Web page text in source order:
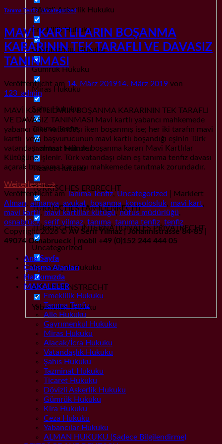
Dövizli Askerlik Hukuku
Emeklilik Hukuku
Gayrımenkul Hukuku
Gümrük Hukuku
Miras Hukuku
Şahıs Hukuku
Tanıma Tenfiz
Tazminat Hukuku
Ticaret Hukuku
TÜRKISCHES ERBRECHT
TÜRKISCHES FAMILIENRECHT
TÜRKISCHES INTERNATIONALES PRIVATRECHT
Uncategorized
Vatandaşlık Hukuku
WEHRDIENSTRECHT
Yabancılar Hukuku
Tanıma Tenfiz,Uncategorized
MAVİ KARTLILARIN BOŞANMA
KARARININ TEK TARAFLI VE DAVASIZ
TANINMASI
Veröffentlicht am 14. März 201914. März 2019 von
123_admin
MAVİ KARTLILARIN BOŞANMA KARARININ TEK TARAFLI
VE DAVASIZ TANINMASI Mavi kartlı yabancı mahkemede
yabancı ülke vatandaşı iken boşanmış ise; her iki tarafın mavi
kartlı veya başvurucunun mavi kartlı boşandığı eşinin Türk
vatandaşı olması halinde boşanma kararı Mavi Kartlılar
Kütüğüne işlenir. Türk vatandaşı olan eş tanıma tenfiz davası
açarak boşanma kararını mahkemede tanıtmak zorundadır.
Weiterlesen→
Veröffentlicht am Tanıma Tenfiz, Uncategorized
Markiert
Alman, almanya, avukat, boşanma, konsolosluk, mavi kart,
mavi kartli,mavi kartlilar kütügü, nüfus müdürlüğü,
osnabrück, serif yilmaz, tanıma, tanıma tenfiz, tenfiz
Copyright 2026 © AV Serif Yilmaz | Johannistrasse 84-85 |
49074 Osnabrueck | mobil +49 (0)152 244 444 05
Ana Sayfa
Çalışma Alanları
Hakkımızda
MAKALELER
Emeklilik Hukuku
Tanıma Tenfiz
Aile Hukuku
Gayrımenkul Hukuku
Miras Hukuku
Alacak/İcra Hukuku
Vatandaşlık Hukuku
Şahıs Hukuku
Tazminat Hukuku
Ticaret Hukuku
Dövizli Askerlik Hukuku
Gümrük Hukuku
Kira Hukuku
Ceza Hukuku
Yabancılar Hukuku
ALMAN HUKUKU (Sadece Bilgilendirme)